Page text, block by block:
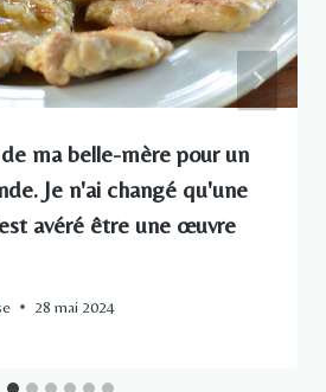
ma belle-mère pour un
Je n'ai changé qu'une
avéré être une œuvre
28 mai 2024